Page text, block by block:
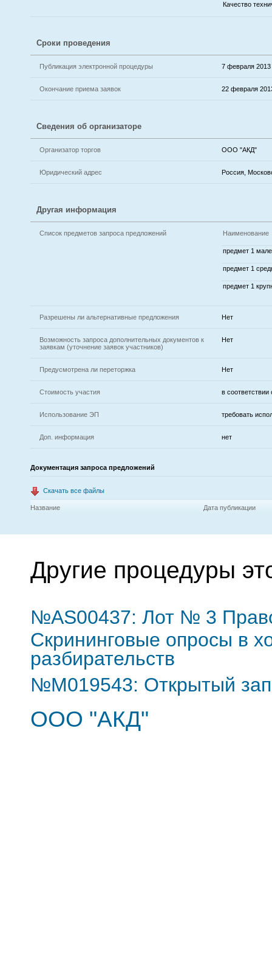
Качество
Сроки проведения
Публикация электронной процедуры 7 февраля 2013
Окончание приема заявок 22 февраля
Сведения об организаторе
Организатор торгов ООО "АКД"
Юридический адрес Россия,
Другая информация
Список предметов запроса предложений Наименование
предмет 1
предмет 1
предмет 1
Разрешены ли альтернативные предложения Нет
Возможность запроса дополнительных документов к
заявкам (уточнение заявок участников)
Нет
Предусмотрена ли переторжка Нет
Стоимость участия в
Использование ЭП требовать
Доп. информация нет
Документация запроса предложений
Скачать все файлы
Название Дата публикации
Другие процедуры
№AS00437: Лот № 3
Скрининговые опросы в
разбирательств
№M019543: Открытый
ООО "АКД"